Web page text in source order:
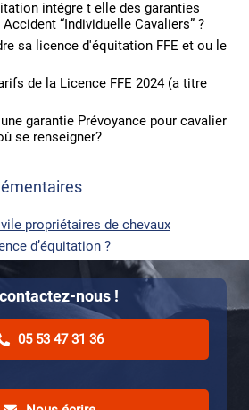
intégre t elle des garanties
“Individuelle Cavaliers” ?
sa licence d'équitation FFE et ou le
de la Licence FFE 2024 (a titre
garantie Prévoyance pour cavalier
se renseigner?
propriétaires de chevaux
d’équitation ?
nous !
05 53 47 31 36